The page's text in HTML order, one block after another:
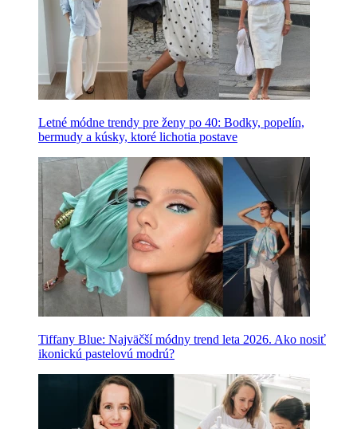
Letné módne trendy pre ženy po 40: Bodky, popelín,
bermudy a kúsky, ktoré lichotia postave
Tiffany Blue: Najväčší módny trend leta 2026. Ako nosiť
ikonickú pastelovú modrú?